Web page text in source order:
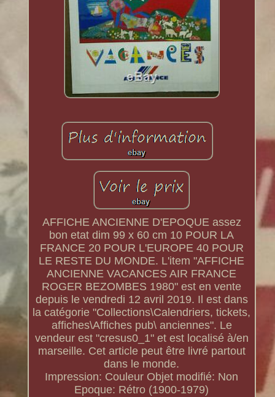
AFFICHE ANCIENNE D'EPOQUE assez
bon etat dim 99 x 60 cm 10 POUR LA
FRANCE 20 POUR L'EUROPE 40 POUR
LE RESTE DU MONDE. L'item "AFFICHE
ANCIENNE VACANCES AIR FRANCE
ROGER BEZOMBES 1980" est en vente
depuis le vendredi 12 avril 2019. Il est dans
la catégorie "Collections\Calendriers, tickets,
affiches\Affiches pub\ anciennes". Le
vendeur est "cresus0_1" et est localisé à/en
marseille. Cet article peut être livré partout
dans le monde.
Impression: Couleur Objet modifié: Non
Epoque: Rétro (1900-1979)